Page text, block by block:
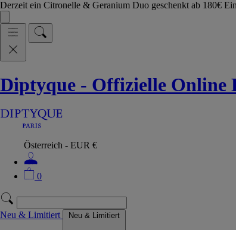
Derzeit ein Citronelle & Geranium Duo geschenkt ab 180€
Diptyque - Offizielle Online
Österreich - EUR €
0
Neu & Limitiert Neu & Limitiert